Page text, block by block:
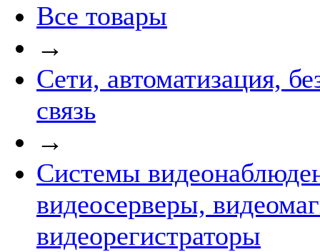
Все товары
→
Сети, автоматизация,
связь
→
Системы
видеосерверы,
видеорегистраторы